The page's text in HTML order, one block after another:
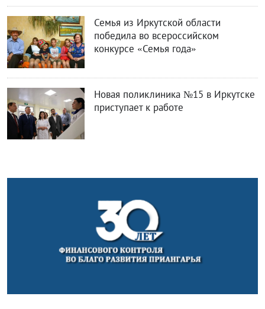
Семья из Иркутской области
победила во всероссийском
конкурсе «Семья года»
Новая поликлиника №15 в Иркутске
приступает к работе